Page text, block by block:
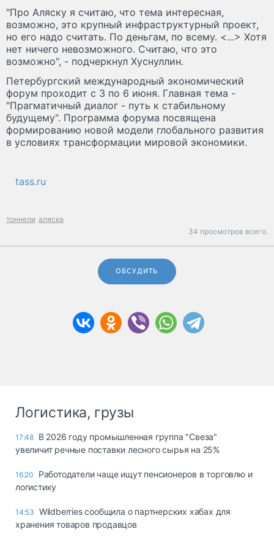
"Про Аляску я считаю, что тема интересная,
возможно, это крупный инфраструктурный проект,
но его надо считать. По деньгам, по всему. <...> Хотя
нет ничего невозможного. Считаю, что это
возможно", - подчеркнул Хуснуллин.
Петербургский международный экономический
форум проходит с 3 по 6 июня. Главная тема -
"Прагматичный диалог - путь к стабильному
будущему". Программа форума посвящена
формированию новой модели глобального развития
в условиях трансформации мировой экономики.
tass.ru
тоннели аляска
34 просмотров всего.
ОБСУДИТЬ
Логистика, грузы
17:48 В 2026 году промышленная группа "Свеза"
увеличит речные поставки лесного сырья на 25%
16:20
Работодатели чаще ищут пенсионеров в торговлю и
логистику
14:53 Wildberries сообщила о партнерских хабах для
хранения товаров продавцов